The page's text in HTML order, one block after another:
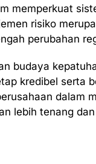
memperkuat
risiko
perubahan
budaya
kredibel serta
dalam
lebih tenang